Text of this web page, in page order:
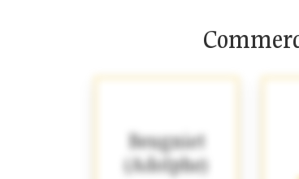
Beugniet
(Adolphe)